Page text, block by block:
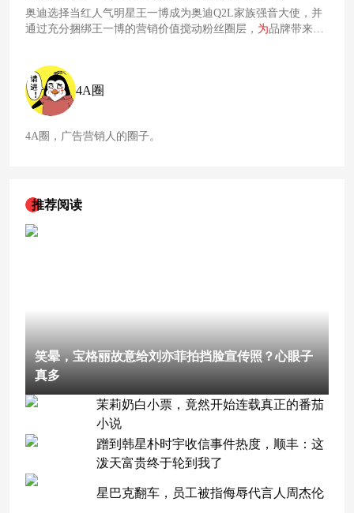
奥迪选择当红人气明星王一博成为奥迪Q2L家族强音大使，并
通过充分捆绑王一博的营销价值搅动粉丝圈层， 为品牌带来口
4A圈
4A圈，广告营销人的圈子。
推荐阅读
笑晕，宝格丽故意给刘亦菲拍挡脸宣传照？心眼子
真多
茉莉奶白小票，竟然开始连载真正的番茄
小说
蹭到韩星朴时宇收信事件热度，顺丰：这
泼天富贵终于轮到我了
星巴克翻车，员工被指侮辱代言人周杰伦